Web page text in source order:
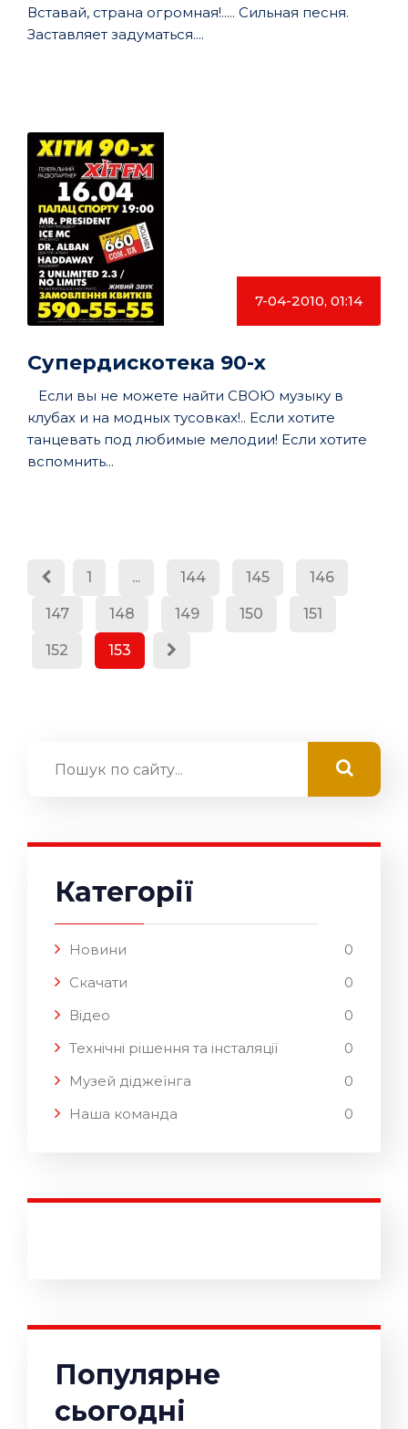
Вставай, страна огромная!..... Сильная песня.
Заставляет задуматься....
7-04-2010, 01:14
Супердискотека 90-х
Если вы не можете найти СВОЮ музыку в
клубах и на модных тусовках!.. Если хотите
танцевать под любимые мелодии! Если хотите
вспомнить...
1 ... 144 145 146
147 148 149 150 151
152 153
Категорії
Новини
0
Скачати
0
Відео
0
Технічні рішення та інсталяції
0
Музей діджеїнга
0
Наша команда
0
Популярне
сьогодні